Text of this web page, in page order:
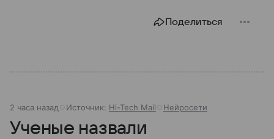
Поделиться
2 часа назад Источник: Hi-Tech Mail Нейросети
Ученые назвали